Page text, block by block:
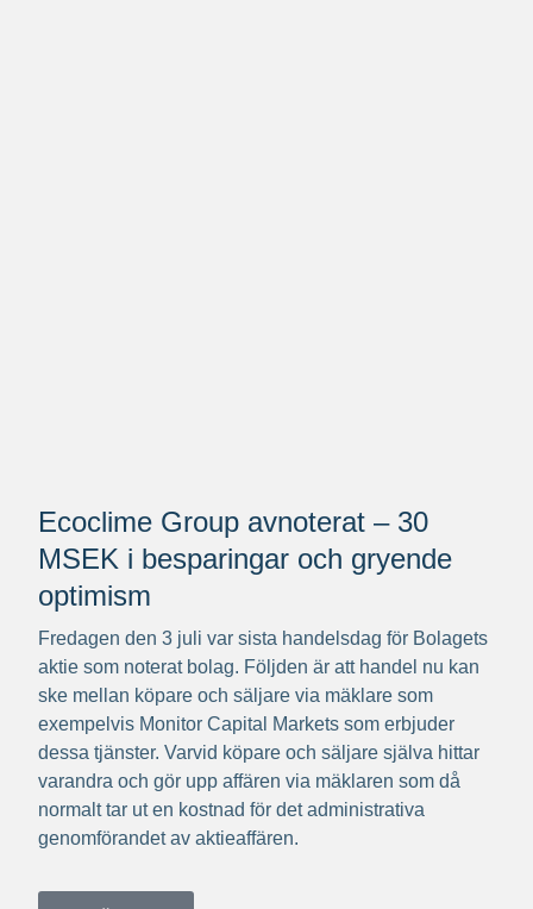
Ecoclime Group avnoterat – 30
MSEK i besparingar och gryende
optimism
Fredagen den 3 juli var sista handelsdag för Bolagets
aktie som noterat bolag. Följden är att handel nu kan
ske mellan köpare och säljare via mäklare som
exempelvis Monitor Capital Markets som erbjuder
dessa tjänster. Varvid köpare och säljare själva hittar
varandra och gör upp affären via mäklaren som då
normalt tar ut en kostnad för det administrativa
genomförandet av aktieaffären.